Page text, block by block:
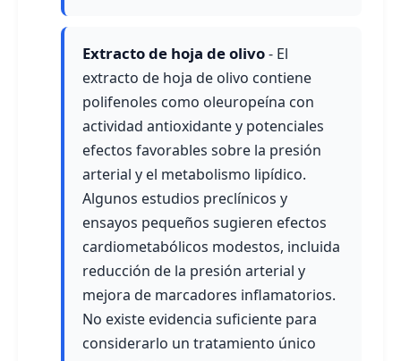
Extracto de hoja de olivo- El
extracto de hoja de olivo contiene
polifenoles como oleuropeína con
actividad antioxidante y potenciales
efectos favorables sobre la presión
arterial y el metabolismo lipídico.
Algunos estudios preclínicos y
ensayos pequeños sugieren efectos
cardiometabólicos modestos, incluida
reducción de la presión arterial y
mejora de marcadores inflamatorios.
No existe evidencia suficiente para
considerarlo un tratamiento único